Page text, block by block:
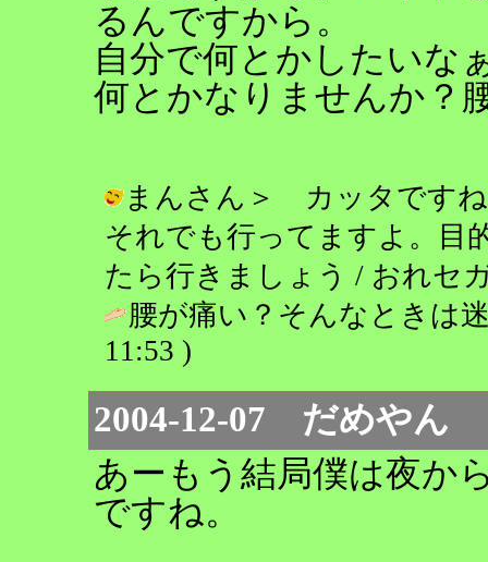
るんですから。
自分で何とかしたいな
何とかなりませんか？
まんさん＞ カッタですね
それでも行ってますよ。目
たら行きましょう / おれセ
腰が痛い？そんなときは
11:53 )
2004-12-07 だめやん
あーもう結局僕は夜か
ですね。